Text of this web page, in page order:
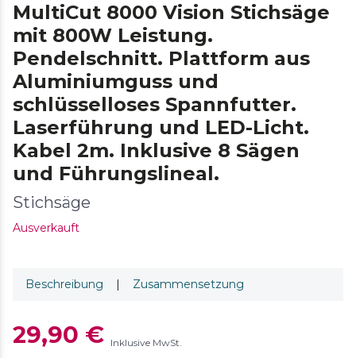
MultiCut 8000 Vision Stichsäge
mit 800W Leistung.
Pendelschnitt. Plattform aus
Aluminiumguss und
schlüsselloses Spannfutter.
Laserführung und LED-Licht.
Kabel 2m. Inklusive 8 Sägen
und Führungslineal.
Stichsäge
Ausverkauft
Beschreibung | Zusammensetzung
29,90 € Inklusive MwSt.